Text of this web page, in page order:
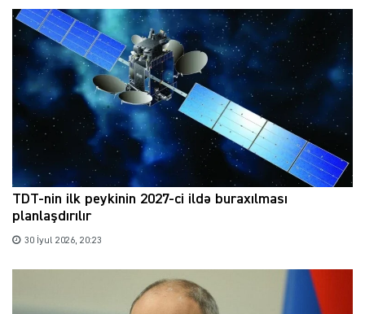
TDT-nin ilk peykinin 2027-ci ildə buraxılması
planlaşdırılır
30 İyul 2026, 20:23